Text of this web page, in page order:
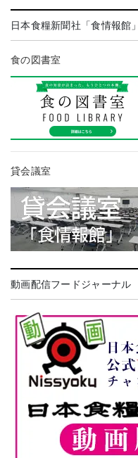
日本食糧新聞社「食情報館」
食の図書室
貸会議室
動画配信フードジャーナル